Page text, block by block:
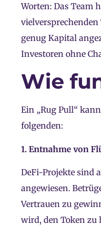
Worten: Das Team
genug Kapital
Investoren ohne
Wie
Ein „Rug Pull“
folgenden:
1. Entnahme von
DeFi-Projekte sind
angewiesen.
Vertrauen zu
wird, den Token zu